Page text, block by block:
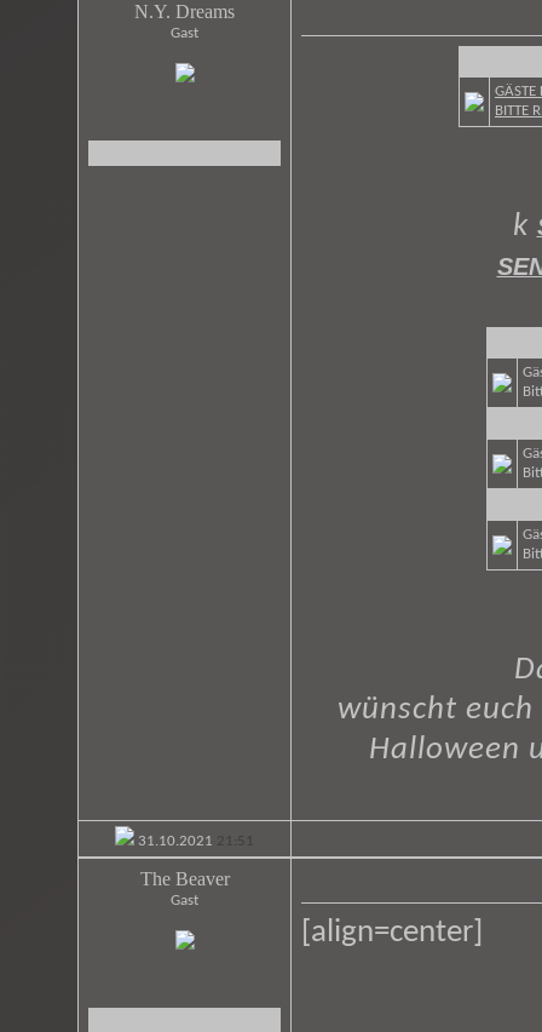
N.Y. Dreams
Gast
GÄSTE
BITTE
k
wünscht
Halloween
31.10.2021 21:51
The Beaver
Gast
[align=center]